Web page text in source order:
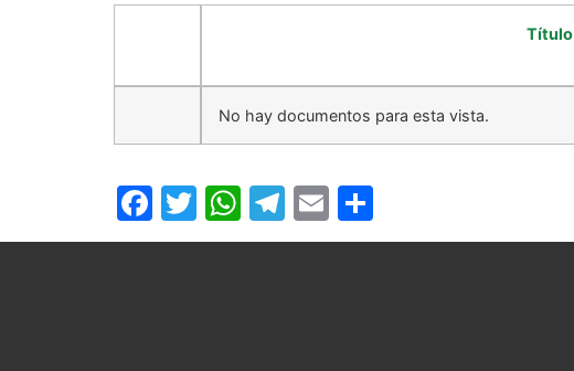
Título
No hay documentos para esta vista.
Facebook
Twitter
WhatsApp
Telegram
Email